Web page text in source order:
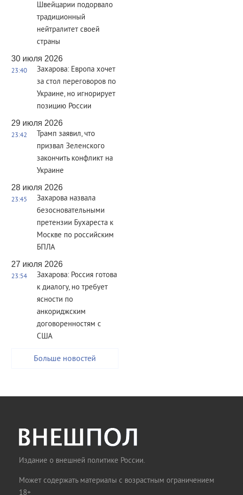
Швейцарии подорвало
традиционный
нейтралитет своей
страны
30 июля 2026
23:40
Захарова: Европа хочет
за стол переговоров по
Украине, но игнорирует
позицию России
29 июля 2026
23:42
Трамп заявил, что
призвал Зеленского
закончить конфликт на
Украине
28 июля 2026
23:45
Захарова назвала
безосновательными
претензии Бухареста к
Москве по российским
БПЛА
27 июля 2026
23:54
Захарова: Россия готова
к диалогу, но требует
ясности по
анкориджским
договоренностям с
США
Больше новостей
Издание о внешней политике России.
Может содержать материалы с возрастным ограничением